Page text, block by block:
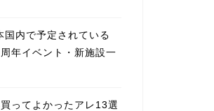
国内で予定されている
年イベント・新施設一
買ってよかったアレ13選